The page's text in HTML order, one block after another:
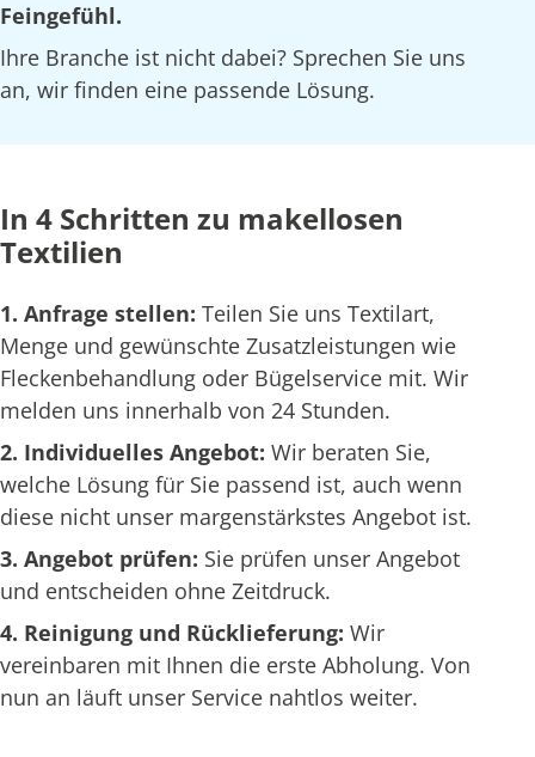
Feingefühl.
Ihre Branche ist nicht dabei? Sprechen Sie uns
an, wir finden eine passende Lösung.
In 4 Schritten zu makellosen
Textilien
1. Anfrage stellen: Teilen Sie uns Textilart,
Menge und gewünschte Zusatzleistungen wie
Fleckenbehandlung oder Bügelservice mit. Wir
melden uns innerhalb von 24 Stunden.
2. Individuelles Angebot: Wir beraten Sie,
welche Lösung für Sie passend ist, auch wenn
diese nicht unser margenstärkstes Angebot ist.
3. Angebot prüfen: Sie prüfen unser Angebot
und entscheiden ohne Zeitdruck.
4. Reinigung und Rücklieferung: Wir
vereinbaren mit Ihnen die erste Abholung. Von
nun an läuft unser Service nahtlos weiter.